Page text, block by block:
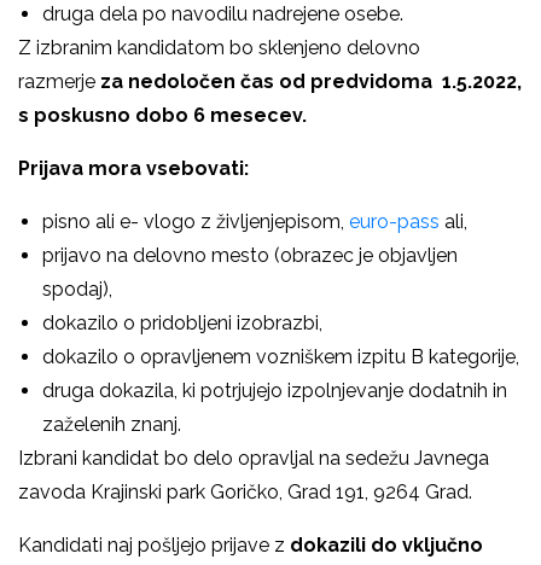
druga dela po navodilu nadrejene osebe.
Z izbranim kandidatom bo sklenjeno delovno
razmerje za nedoločen čas od predvidoma 1.5.2022,
s poskusno dobo 6 mesecev.
Prijava mora vsebovati:
pisno ali e- vlogo z življenjepisom, euro-pass ali,
prijavo na delovno mesto (obrazec je objavljen
spodaj),
dokazilo o pridobljeni izobrazbi,
dokazilo o opravljenem vozniškem izpitu B kategorije,
druga dokazila, ki potrjujejo izpolnjevanje dodatnih in
zaželenih znanj.
Izbrani kandidat bo delo opravljal na sedežu Javnega
zavoda Krajinski park Goričko, Grad 191, 9264 Grad.
Kandidati naj pošljejo prijave z dokazili do vključno